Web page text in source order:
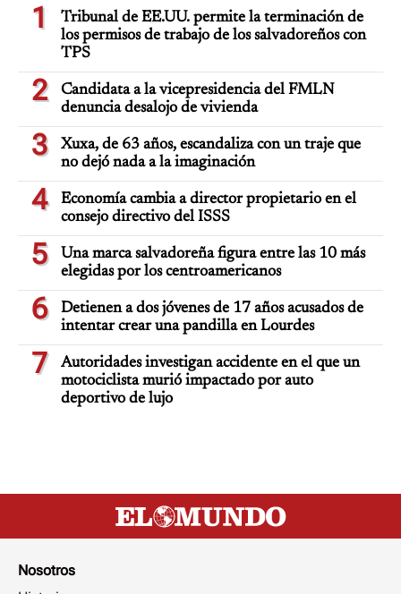
1
Tribunal de EE.UU. permite la terminación de
los permisos de trabajo de los salvadoreños con
TPS
2
Candidata a la vicepresidencia del FMLN
denuncia desalojo de vivienda
3
Xuxa, de 63 años, escandaliza con un traje que
no dejó nada a la imaginación
4
Economía cambia a director propietario en el
consejo directivo del ISSS
5
Una marca salvadoreña figura entre las 10 más
elegidas por los centroamericanos
6
Detienen a dos jóvenes de 17 años acusados de
intentar crear una pandilla en Lourdes
7
Autoridades investigan accidente en el que un
motociclista murió impactado por auto
deportivo de lujo
Nosotros